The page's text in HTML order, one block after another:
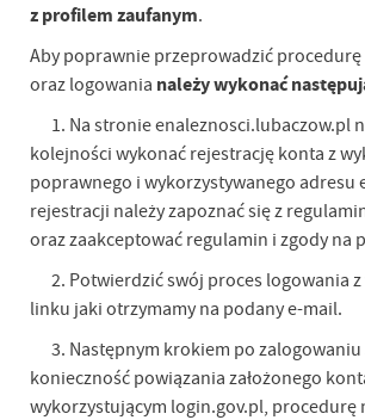
z profilem zaufanym.
Aby poprawnie przeprowadzić
oraz logowania należy wykonać
1. Na stronie enaleznosci.lubaczow.pl
kolejności wykonać rejestrację konta z
poprawnego i wykorzystywanego adresu
rejestracji należy zapoznać się z
oraz zaakceptować regulamin i zgody na
2. Potwierdzić swój proces logowania
linku jaki otrzymamy na podany e-mail.
3. Następnym krokiem po
konieczność powiązania założonego
wykorzystującym login.gov.pl, procedurę